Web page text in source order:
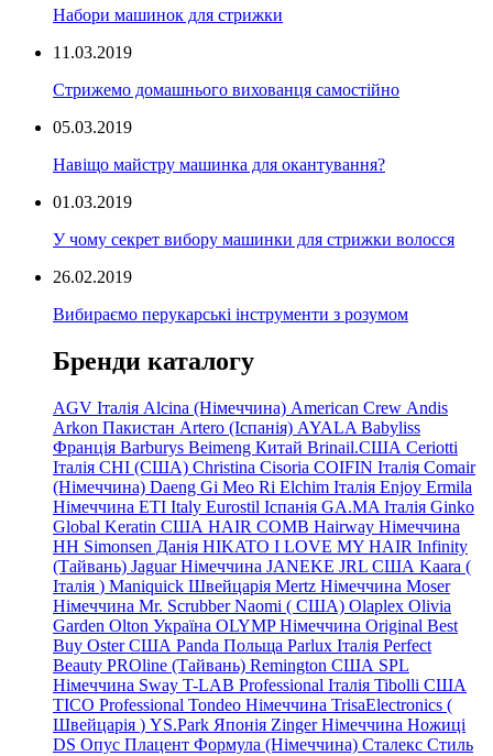
Набори машинок для стрижки
11.03.2019
Стрижемо домашнього вихованця самостійно
05.03.2019
Навіщо майстру машинка для окантування?
01.03.2019
У чому секрет вибору машинки для стрижки волосся
26.02.2019
Вибираємо перукарські інструменти з розумом
Бренди каталогу
AGV Італія Alcina (Німеччина) American Crew Andis
Arkon Пакистан Artero (Іспанія) AYALA Babyliss
Франція Barburys Beimeng Китай Brinail.США Ceriotti
Італія CHI (США) Christina Cisoria COIFIN Італія Comair
(Німеччина) Daeng Gi Meo Ri Elchim Італія Enjoy Ermila
Німеччина ETI Italy Eurostil Іспанія GA.MA Італія Ginko
Global Keratin США HAIR COMB Hairway Німеччина
HH Simonsen Данія HIKATO I LOVE MY HAIR Infinity
(Тайвань) Jaguar Німеччина JANEKE JRL США Kaara (
Італія ) Maniquick Швейцарія Mertz Німеччина Moser
Німеччина Mr. Scrubber Naomi ( США) Olaplex Olivia
Garden Olton Україна OLYMP Німеччина Original Best
Buy Oster США Panda Польща Parlux Італія Perfect
Beauty PROline (Тайвань) Remington США SPL
Німеччина Sway T-LAB Professional Італія Tibolli США
TICO Professional Tondeo Німеччина TrisaElectronics (
Швейцарія ) YS.Park Японія Zinger Німеччина Ножиці
DS Опус Плацент Формула (Німеччина) Сталекс Стиль